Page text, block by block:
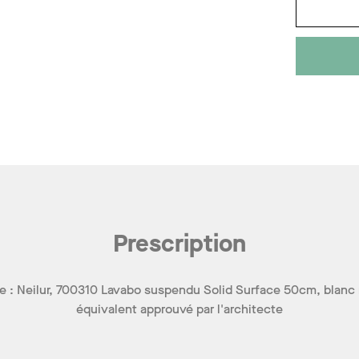
Prescription
: Neilur, 700310 Lavabo suspendu Solid Surface 50cm,
équivalent approuvé par l'architecte